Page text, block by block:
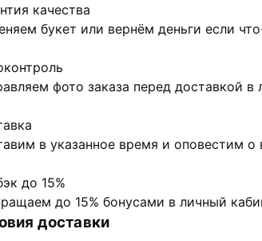
качества
букет или вернём деньги если
фото заказа перед доставкой
в указанное время и оповестим о
до 15%
до 15% бонусами в личный
доставки